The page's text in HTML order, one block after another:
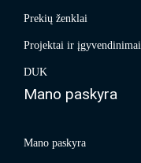
Prekių ženklai
Projektai ir įgyvendinimai
DUK
Mano paskyra
Mano paskyra